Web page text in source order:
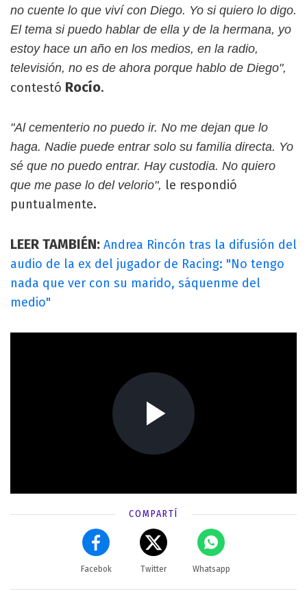
no cuente lo que viví con Diego. Yo si quiero lo digo.
El tema si puedo hablar de ella y de la hermana, yo
estoy hace un año en los medios, en la radio,
televisión, no es de ahora porque hablo de Diego",
contestó Rocío.
"Al cementerio no puedo ir. No me dejan que lo
haga. Nadie puede entrar solo su familia directa. Yo
sé que no puedo entrar. Hay custodia. No quiero
que me pase lo del velorio", le respondió
puntualmente.
LEER TAMBIÉN: Andrea Rincón tras la difusión del
audio de la ex del jugador de Racing: "No tengo
nada que ver con su marido, sáquenme del
medio"
COMPARTÍ
Facebok Twitter Whatsapp